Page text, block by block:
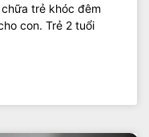
trẻ khóc đêm
con. Trẻ 2 tuổi